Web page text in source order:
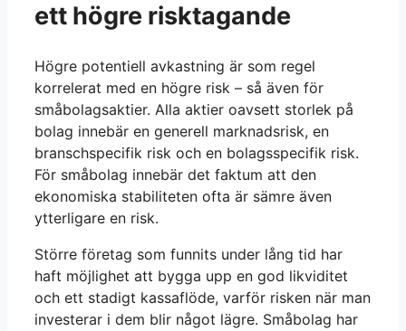
ett högre risktagande
Högre potentiell avkastning är som regel
korrelerat med en högre risk – så även för
småbolagsaktier. Alla aktier oavsett storlek på
bolag innebär en generell marknadsrisk, en
branschspecifik risk och en bolagsspecifik risk.
För småbolag innebär det faktum att den
ekonomiska stabiliteten ofta är sämre även
ytterligare en risk.
Större företag som funnits under lång tid har
haft möjlighet att bygga upp en god likviditet
och ett stadigt kassaflöde, varför risken när man
investerar i dem blir något lägre. Småbolag har